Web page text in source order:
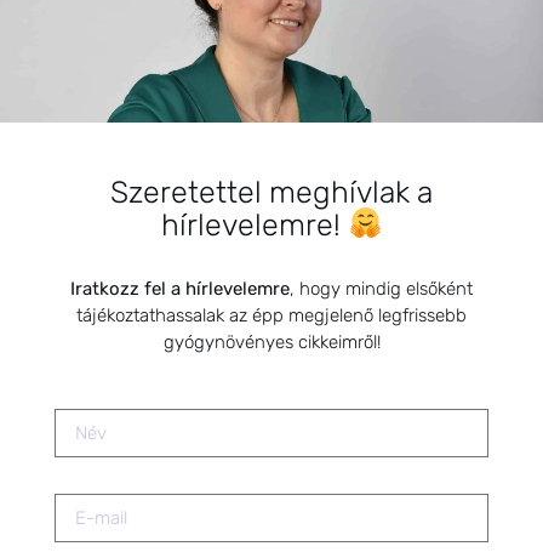
HÍRLEVÉL
HÍRLEVÉL FELIRATKOZÁS
az alábbi nyilatkozatot:
Hozzájárulok, hogy az
Adatkezelési tájékoztatóban
linkre kattintva.
Szeretettel meghívlak a
hírlevelemre!
Iratkozz fel a hírlevelemre, hogy mindig elsőként
tájékoztathassalak az épp megjelenő legfrissebb
gyógynövényes cikkeimről!